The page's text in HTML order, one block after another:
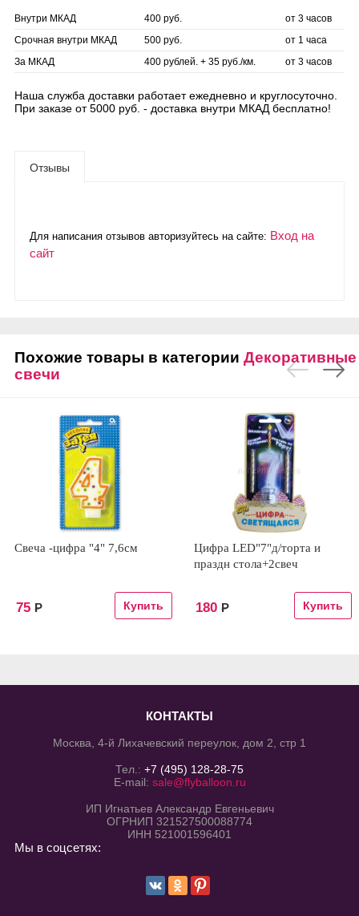
Внутри МКАД 400 руб.
от 3 часов
Срочная внутри МКАД
500 руб.
от 1 часа
За МКАД
400 рублей. + 35 руб./км. от 3 часов
Наша служба доставки работает ежедневно и круглосуточно.
При заказе от 5000 руб. - доставка внутри МКАД бесплатно!
Отзывы
Для написания отзывов авторизуйтесь на сайте: Вход на
сайт
Похожие товары в категории Декоративные
свечи
Свеча -цифра "4" 7,6см
75 Р
Цифра LED"7"д/торта и
праздн стола+2свеч
180 Р
КОНТАКТЫ
Москва, 4-й Лихачевский переулок, дом 2, стр 1
Тел.: +7 (495) 128-28-75
E-mail: sale@flyballoon.ru
ИП Игнатьев Александр Евгеньевич
ОГРНИП 321527500088774
ИНН 521001596401
Мы в соцсетях: